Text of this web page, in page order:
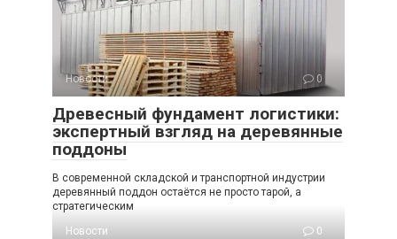
Новости 0
Древесный фундамент логистики:
экспертный взгляд на деревянные
поддоны
В современной складской и транспортной индустрии
деревянный поддон остаётся не просто тарой, а
стратегическим
Новости
0